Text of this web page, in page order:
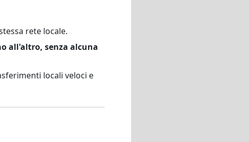
rete locale.
all'altro, senza alcuna
locali veloci e